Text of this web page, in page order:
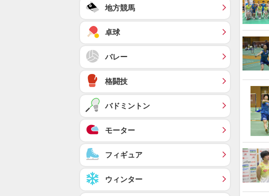
地方競馬
卓球
バレー
格闘技
バドミントン
モーター
フィギュア
ウィンター